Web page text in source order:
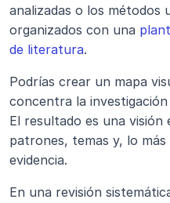
analizadas o los métodos
organizados con una
de literatura.
Podrías crear un mapa
concentra la
El resultado es una
patrones, temas y, lo
evidencia.
En una revisión